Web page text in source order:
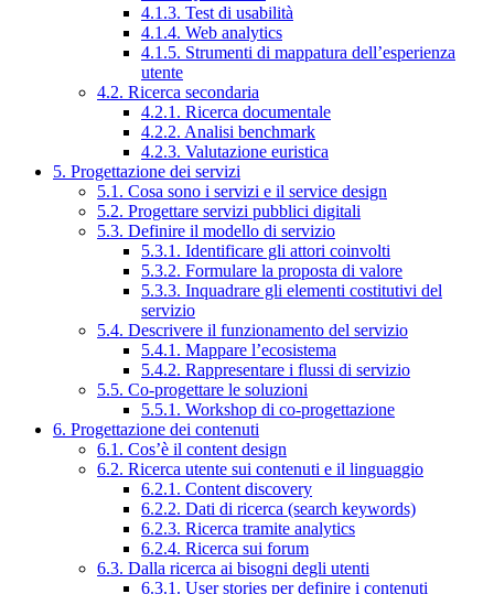
4.1.3. Test di usabilità
4.1.4. Web analytics
4.1.5. Strumenti di mappatura dell’esperienza
utente
4.2. Ricerca secondaria
4.2.1. Ricerca documentale
4.2.2. Analisi benchmark
4.2.3. Valutazione euristica
5. Progettazione dei servizi
5.1. Cosa sono i servizi e il service design
5.2. Progettare servizi pubblici digitali
5.3. Definire il modello di servizio
5.3.1. Identificare gli attori coinvolti
5.3.2. Formulare la proposta di valore
5.3.3. Inquadrare gli elementi costitutivi del
servizio
5.4. Descrivere il funzionamento del servizio
5.4.1. Mappare l’ecosistema
5.4.2. Rappresentare i flussi di servizio
5.5. Co-progettare le soluzioni
5.5.1. Workshop di co-progettazione
6. Progettazione dei contenuti
6.1. Cos’è il content design
6.2. Ricerca utente sui contenuti e il linguaggio
6.2.1. Content discovery
6.2.2. Dati di ricerca (search keywords)
6.2.3. Ricerca tramite analytics
6.2.4. Ricerca sui forum
6.3. Dalla ricerca ai bisogni degli utenti
6.3.1. User stories per definire i contenuti